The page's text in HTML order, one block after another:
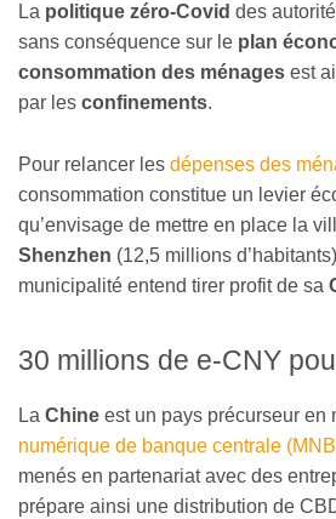
La politique zéro-Covid des
sans conséquence sur le plan
consommation des ménages est
par les confinements.
Pour relancer les dépenses des
consommation constitue un levier
qu’envisage de mettre en place la
Shenzhen (12,5 millions
municipalité entend tirer profit de sa
30 millions de e-CNY
La Chine est un pays précurseur en
numérique de banque centrale
menés en partenariat avec des
prépare ainsi une distribution de